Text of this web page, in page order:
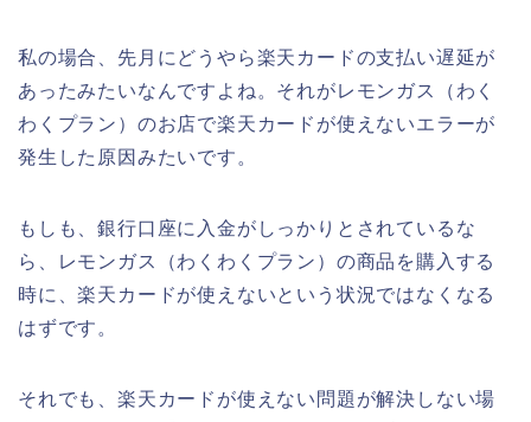
私の場合、先月にどうやら楽天カードの支払い遅延が
あったみたいなんですよね。それがレモンガス（わく
わくプラン）のお店で楽天カードが使えないエラーが
発生した原因みたいです。
もしも、銀行口座に入金がしっかりとされているな
ら、レモンガス（わくわくプラン）の商品を購入する
時に、楽天カードが使えないという状況ではなくなる
はずです。
それでも、楽天カードが使えない問題が解決しない場